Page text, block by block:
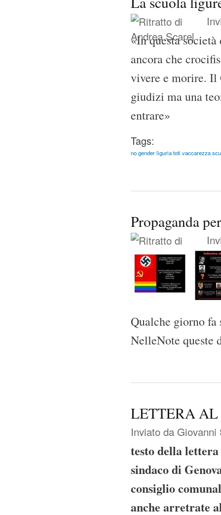
«In questa
ancora che
vivere e morire. Il
giudizi ma una
entrare»
Tags:
no gender liguria toti vaccarezza
Propaganda
Qualche giorno fa
NelleNote queste
LETTERA AL
Inviato da Giovanni
testo della
sindaco di
consiglio
anche arretrate